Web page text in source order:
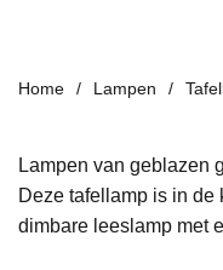
Home Lampen
Lampen van geblazen
Deze tafellamp is in de
dimbare leeslamp met